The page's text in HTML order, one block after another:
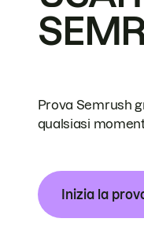
Prova Semrush
qualsiasi
Inizia la